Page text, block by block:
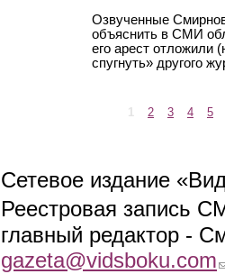
Озвученные
объяснить в СМИ
его арест отложили
спугнуть» другого
1 2 3 4 5
Сетевое издание
Реестровая запись
главный редактор -
gazeta@vidsboku.com